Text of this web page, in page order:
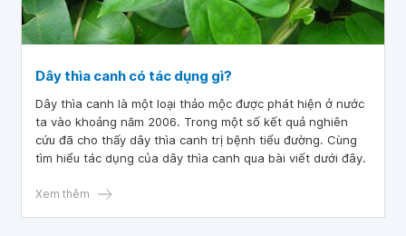
Dây thìa canh có tác dụng gì?
Dây thìa canh là một loại thảo mộc được phát hiện ở nước
ta vào khoảng năm 2006. Trong một số kết quả nghiên
cứu đã cho thấy dây thìa canh trị bệnh tiểu đường. Cùng
tìm hiểu tác dụng của dây thìa canh qua bài viết dưới đây.
Xem thêm